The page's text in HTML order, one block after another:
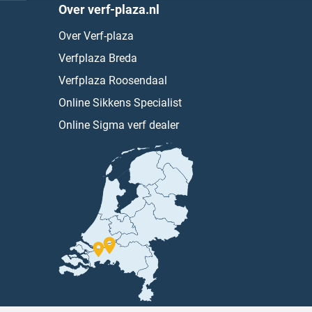
Over verf-plaza.nl
Over Verf-plaza
Verfplaza Breda
Verfplaza Roosendaal
Online Sikkens Specialist
Online Sigma verf dealer